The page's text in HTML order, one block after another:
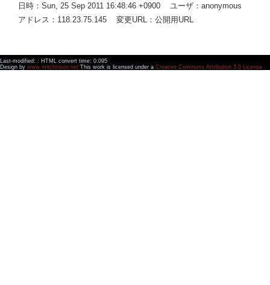
日時：Sun, 25 Sep 2011 16:48:46 +0900 ユーザ：anonymous
アドレス：118.23.75.145 変更URL：公開用URL
Last-modified: : HTML convert time: 0.095
Design by www.mitchinson.net This work is licensed under a Creative Commons Attribution 3.0 License